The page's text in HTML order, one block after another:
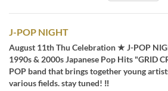
J-POP NIGHT
August 11th Thu Celebration ★ J-POP
1990s & 2000s Japanese Pop Hits "GRID
POP band that brings together young
various fields. stay tuned! ︎‼ ︎